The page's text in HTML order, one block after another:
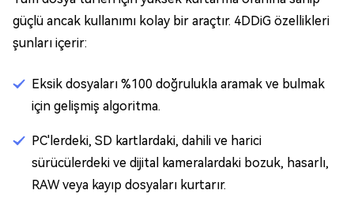
güçlü ancak kullanımı kolay bir araçtır. 4DDiG özellikleri
şunları içerir:
Eksik dosyaları %100 doğrulukla aramak ve bulmak
için gelişmiş algoritma.
PC'lerdeki, SD kartlardaki, dahili ve harici
sürücülerdeki ve dijital kameralardaki bozuk, hasarlı,
RAW veya kayıp dosyaları kurtarır.